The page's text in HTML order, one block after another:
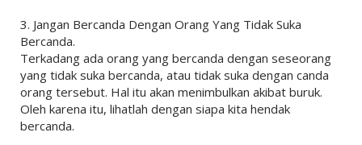
3. Jangan Bercanda Dengan Orang Yang Tidak Suka
Bercanda.
Terkadang ada orang yang bercanda dengan seseorang
yang tidak suka bercanda, atau tidak suka dengan canda
orang tersebut. Hal itu akan menimbulkan akibat buruk.
Oleh karena itu, lihatlah dengan siapa kita hendak
bercanda.